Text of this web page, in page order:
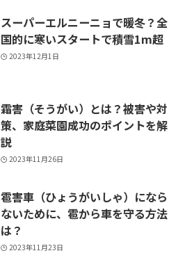
スーパーエルニーニョで暖冬？全
国的に寒いスタートで積雪1m超
2023年12月1日
霜害（そうがい）とは？被害や対
策、家庭菜園成功のポイントを解
説
2023年11月26日
雹害車（ひょうがいしゃ）になら
ないために、雹から車を守る方法
は？
2023年11月23日